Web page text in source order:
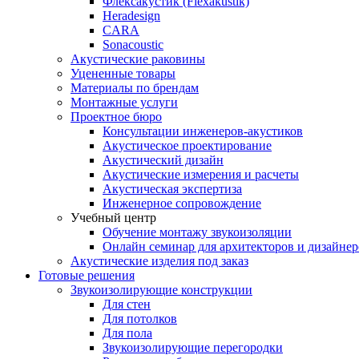
Heradesign
CARA
Sonacoustic
Акустические раковины
Уцененные товары
Материалы по брендам
Монтажные услуги
Проектное бюро
Консультации инженеров-акустиков
Акустическое проектирование
Акустический дизайн
Акустические измерения и расчеты
Акустическая экспертиза
Инженерное сопровождение
Учебный центр
Обучение монтажу звукоизоляции
Онлайн семинар для архитекторов и
Акустические изделия под заказ
Готовые решения
Звукоизолирующие конструкции
Для стен
Для потолков
Для пола
Звукоизолирующие перегородки